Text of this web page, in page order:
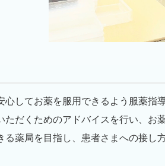
してお薬を服用できるよう服薬指
だくためのアドバイスを行い、お
薬局を目指し、患者さまへの接し